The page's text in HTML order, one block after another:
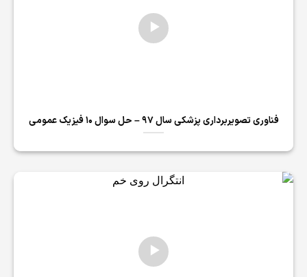
فناوری تصویربرداری پزشکی سال 97 – حل سوال 10 فیزیک عمومی